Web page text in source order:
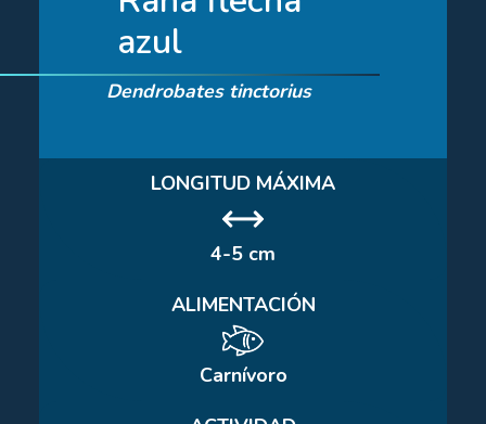
azul
Dendrobates tinctorius
LONGITUD MÁXIMA
4-5 cm
ALIMENTACIÓN
Carnívoro